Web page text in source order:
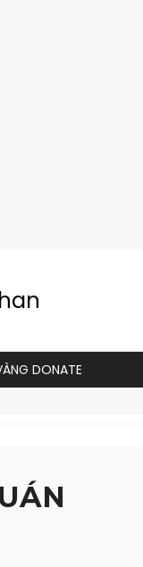
DONATE